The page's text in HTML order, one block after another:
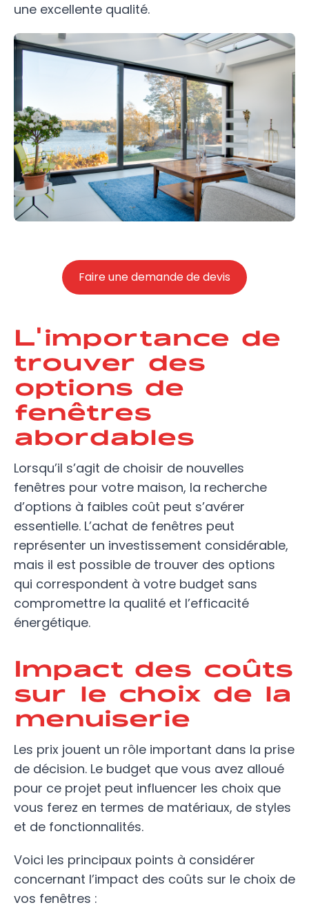
une excellente qualité.
Faire une demande de devis
L'importance de
trouver des
options de
fenêtres
abordables
Lorsqu’il s’agit de choisir de nouvelles
fenêtres pour votre maison, la recherche
d’options à faibles coût peut s’avérer
essentielle. L’achat de fenêtres peut
représenter un investissement considérable,
mais il est possible de trouver des options
qui correspondent à votre budget sans
compromettre la qualité et l’efficacité
énergétique.
Impact des coûts
sur le choix de la
menuiserie
Les prix jouent un rôle important dans la prise
de décision. Le budget que vous avez alloué
pour ce projet peut influencer les choix que
vous ferez en termes de matériaux, de styles
et de fonctionnalités.
Voici les principaux points à considérer
concernant l’impact des coûts sur le choix de
vos fenêtres :